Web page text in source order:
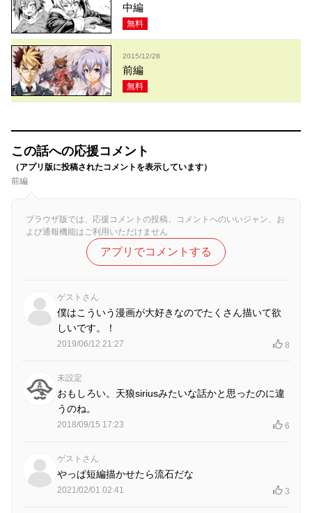
中編
無料
2015/12/28
前編
無料
この話への応援コメント
（アプリ版に投稿されたコメントを表示しています）
前編
ブラウザ版では、応援コメントの投稿、コメントへのいいジャン、お
よび通報機能はご利用いただけません
アプリでコメントする
ゲストさん
僕はこういう漫画が大好きなのでたくさん描いて欲
しいです。！
2019/06/12 21:27 8
未設定
おもしろい。天狼siriusみたいな話かと思ったのに違
うのね。
2018/09/15 17:23 6
ゲストさん
やっぱ短編描かせたら流石だな
2021/02/01 02:41 3